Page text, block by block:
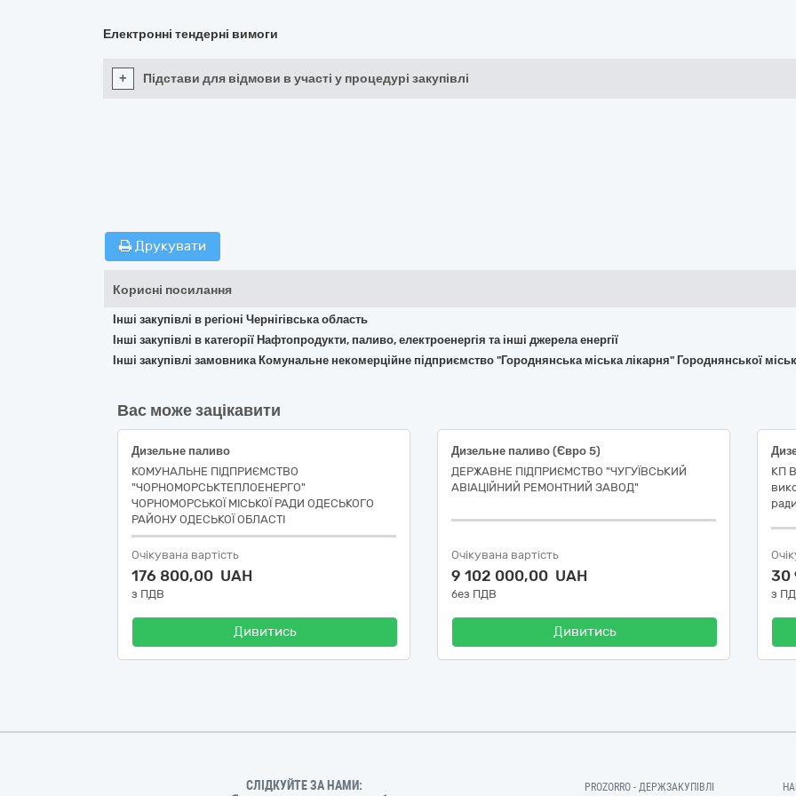
Електронні тендерні вимоги
+ Підстави для відмови в участі у процедурі закупівлі
Друкувати
Корисні посилання
Інші закупівлі в регіоні Чернігівська область
Інші закупівлі в категорії Нафтопродукти, паливо, електроенергія та інші джерела енергії
Інші закупівлі замовника Комунальне некомерційне підприємство "Городнянська міська лікарня" Городнянської
Вас може зацікавити
Дизельне паливо
КОМУНАЛЬНЕ ПІДПРИЄМСТВО
"ЧОРНОМОРСЬКТЕПЛОЕНЕРГО"
ЧОРНОМОРСЬКОЇ МІСЬКОЇ РАДИ ОДЕСЬКОГО
РАЙОНУ ОДЕСЬКОЇ ОБЛАСТІ
Очікувана вартість
176 800,00 UAH
з ПДВ
Дивитись
Дизельне паливо (Євро 5)
ДЕРЖАВНЕ ПІДПРИЄМСТВО "ЧУГУЇВСЬКИЙ
АВІАЦІЙНИЙ РЕМОНТНИЙ ЗАВОД"
Очікувана вартість
9 102 000,00 UAH
без ПДВ
Дивитись
КП
ради
30
з
СЛІДКУЙТЕ ЗА НАМИ: PROZORRO - ДЕРЖЗАКУПІВЛІ